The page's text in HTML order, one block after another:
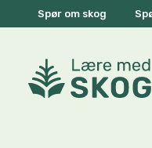
Spør om skog